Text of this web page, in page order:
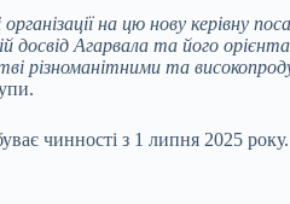
на цю нову керівну
Агарвала та його
різноманітними та
чинності з 1 липня 2025 року.